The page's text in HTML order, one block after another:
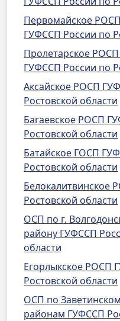
Первомайское
ГУФССП России по
Пролетарское РОСП
ГУФССП России по
Аксайское РОСП
Ростовской области
Багаевское РОСП
Ростовской области
Батайское ГОСП
Ростовской области
Белокалитвинское
Ростовской области
ОСП по г.
району ГУФССП
области
Егорлыкское РОСП
Ростовской области
ОСП по
районам ГУФССП